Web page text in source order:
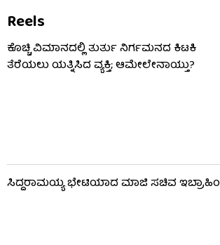
Reels
ಕೊಚ್ಚಿ ವಿಮಾನದಲ್ಲಿ ತುರ್ತು ನಿರ್ಗಮನದ ಕಿಟಕಿ
ತೆರೆಯಲು ಯತ್ನಿಸಿದ ವ್ಯಕ್ತಿ; ಆಮೇಲೇನಾಯ್ತು?
ಸಿದ್ದರಾಮಯ್ಯ ಭೇಟಿಯಾದ ಮಾಜಿ ಸಚಿವ ಇಬ್ರಾಹಿಂ